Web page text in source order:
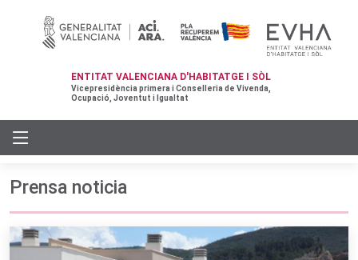
ENTITAT VALENCIANA D'HABITATGE I SÒL
Vicepresidència primera i Conselleria de Vivenda,
Ocupació, Joventut i Igualtat
Prensa noticia